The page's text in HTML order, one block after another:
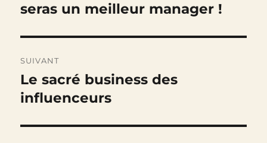
l’article
précédente :
seras un meilleur manager !
SUIVANT
Publication
suivante :
Le sacré business des
influenceurs